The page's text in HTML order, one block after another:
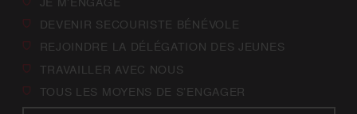
DEVENIR SECOURISTE BÉNÉVOLE
REJOINDRE LA DÉLÉGATION DES JEUNES
TRAVAILLER AVEC NOUS
TOUS LES MOYENS DE S’ENGAGER